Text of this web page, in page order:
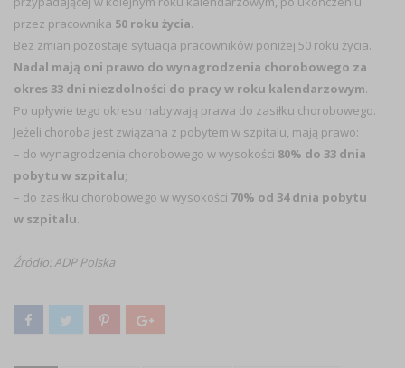
przez pracownika 50 roku życia.
Bez zmian pozostaje sytuacja pracowników poniżej 50 roku życia.
Nadal mają oni prawo do wynagrodzenia chorobowego za
okres 33 dni niezdolności do pracy w roku kalendarzowym.
Po upływie tego okresu nabywają prawa do zasiłku chorobowego.
Jeżeli choroba jest związana z pobytem w szpitalu, mają prawo:
– do wynagrodzenia chorobowego w wysokości 80% do 33 dnia
pobytu w szpitalu;
– do zasiłku chorobowego w wysokości 70% od 34 dnia pobytu
w szpitalu.
Źródło: ADP Polska